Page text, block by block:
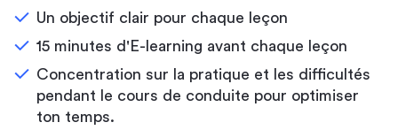
Un objectif clair pour chaque leçon
15 minutes d'E-learning avant chaque leçon
Concentration sur la pratique et les difficultés
pendant le cours de conduite pour optimiser
ton temps.